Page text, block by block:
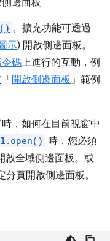
。擴充功能可透過
示) 開啟側邊面板。
碼上進行的互動，例
開啟側邊面板」範例
，如何在目前視窗中
時，您必須
啟全域側邊面板。或
分頁開啟側邊面板。